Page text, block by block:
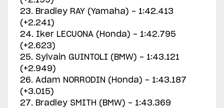
23. Bradley RAY (Yamaha) - 1:42.413
(+2.241)
24. Iker LECUONA (Honda) - 1:42.795
(+2.623)
25. Sylvain GUINTOLI (BMW) - 1:43.121
(+2.949)
26. Adam NORRODIN (Honda) - 1:43.187
(+3.015)
27. Bradley SMITH (BMW) - 1:43.369